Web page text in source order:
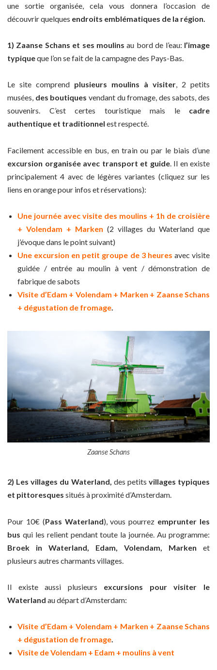
une sortie organisée, cela vous donnera l’occasion de
découvrir quelques endroits emblématiques de la région.
1) Zaanse Schans et ses moulins au bord de l’eau: l’image
typiqueque l’on se fait de la campagne des Pays-Bas.
Le site comprend plusieurs moulins à visiter, 2 petits
musées, des boutiques vendant du fromage, des sabots, des
souvenirs. C’est certes touristique mais le cadre
authentique et traditionnel est respecté.
Facilement accessible en bus, en train ou par le biais d’une
excursion organisée avec transport et guide. Il en existe
principalement 4 avec de légères variantes (cliquez sur les
liens en orange pour infos et réservations):
Une journée avec visite des moulins + 1h de croisière
+ Volendam + Marken (2 villages du Waterland que
j’évoque dans le point suivant)
Une excursion en petit groupe de 3 heures avec visite
guidée / entrée au moulin à vent / démonstration de
fabrique de sabots
Visite d’Edam + Volendam + Marken + Zaanse Schans
+ dégustation de fromage.
Zaanse Schans
2) Les villages du Waterland, des petits villages typiques
et pittoresques situés à proximité d’Amsterdam.
Pour 10€ (Pass Waterland), vous pourrez emprunter les
bus qui les relient pendant toute la journée. Au programme:
Broek in Waterland, Edam, Volendam, Marken et
plusieurs autres charmants villages.
Il existe aussi plusieurs excursions pour visiter le
Waterland au départ d’Amsterdam:
Visite d’Edam + Volendam + Marken + Zaanse Schans
+ dégustation de fromage.
Visite de Volendam + Edam + moulins à vent